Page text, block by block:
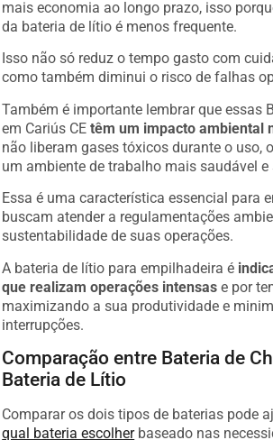
mais economia ao longo prazo, isso
da bateria de lítio é menos frequente.
Isso não só reduz o tempo gasto com
como também diminui o risco de falhas
Também é importante lembrar que essas
em Cariús CEtêm um impacto ambiental
não liberam gases tóxicos durante o uso,
um ambiente de trabalho mais saudável e
Essa é uma característica essencial para
buscam atender a regulamentações
sustentabilidade de suas operações.
A bateria de lítio para empilhadeira é
que realizam operações intensas e por
maximizando a sua produtividade e
interrupções.
Comparação entre Bateria de
Bateria de Lítio
Comparar os dois tipos de baterias pode
qual bateria escolherbaseado nas